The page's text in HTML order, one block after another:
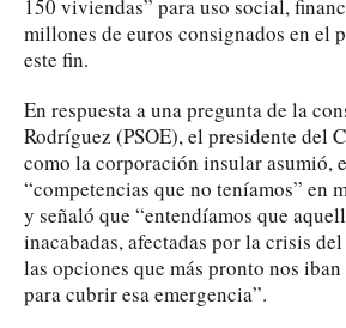
150 viviendas” para uso social,
millones de euros consignados en el
este fin.
En respuesta a una pregunta de la
Rodríguez (PSOE), el presidente del
como la corporación insular asumió,
“competencias que no teníamos” en
y señaló que “entendíamos que
inacabadas, afectadas por la crisis
las opciones que más pronto nos iban
para cubrir esa emergencia”.